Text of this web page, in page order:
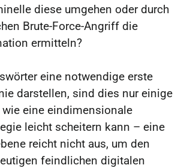
diese umgehen oder durch
Brute-Force-Angriff die
ermitteln?
eine notwendige erste
darstellen, sind dies nur einige
wie eine eindimensionale
leicht scheitern kann – eine
reicht nicht aus, um den
feindlichen digitalen